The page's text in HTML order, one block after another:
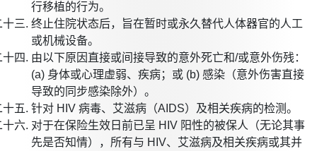
行移植的行为。
终止住院状态后，旨在暂时或永久替代人体器官的人工
或机械设备。
由以下原因直接或间接导致的意外死亡和/或意外伤残：
(a) 身体或心理虚弱、疾病；或 (b) 感染（意外伤害直接
导致的同步感染除外）。
针对 HIV 病毒、艾滋病（AIDS）及相关疾病的检测。
对于在保险生效日前已呈 HIV 阳性的被保人（无论其事
先是否知情），所有与 HIV、艾滋病及相关疾病或其并